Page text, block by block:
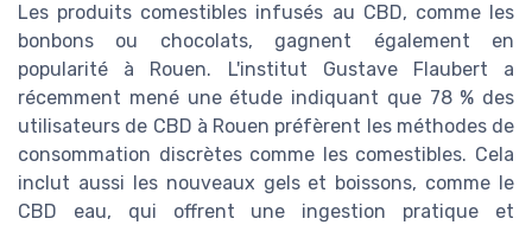
Les produits comestibles infusés au CBD, comme les
bonbons ou chocolats, gagnent également en
popularité à Rouen. L'institut Gustave Flaubert a
récemment mené une étude indiquant que 78 % des
utilisateurs de CBD à Rouen préfèrent les méthodes de
consommation discrètes comme les comestibles. Cela
inclut aussi les nouveaux gels et boissons, comme le
CBD eau, qui offrent une ingestion pratique et